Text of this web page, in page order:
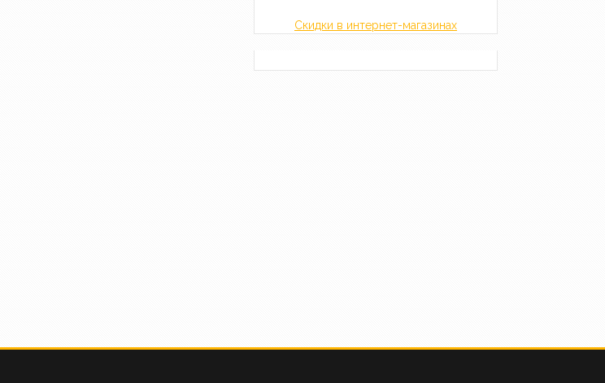
Скидки в интернет-магазинах